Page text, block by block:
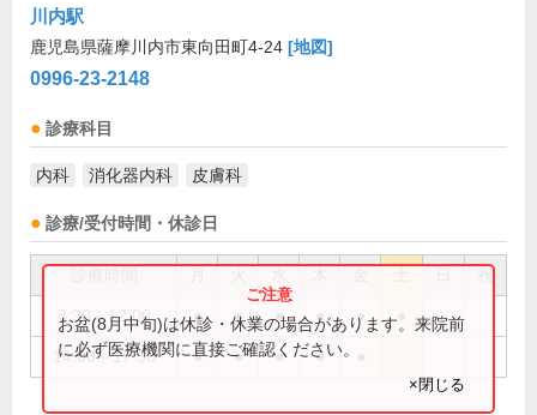
川内駅
鹿児島県薩摩川内市東向田町4-24 [地図]
0996-23-2148
診療科目
内科 消化器内科 皮膚科
診療/受付時間・休診日
祝
8:30～12:00 ● ● ● ● ●
14:00～17:30 ● ● ● ●
お盆(8月中旬)は休診・休業の場合があります。来院前
に必ず医療機関に直接ご確認ください。
×閉じる